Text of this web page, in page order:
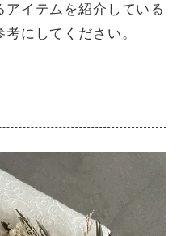
イテムを紹介している
にしてください。